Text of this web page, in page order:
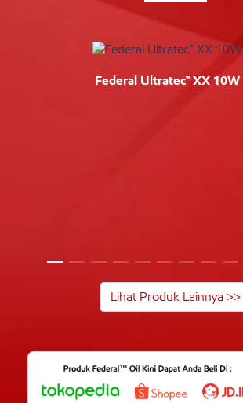
Federal Ultratec™ XX 10W
Lihat Produk Lainnya >>